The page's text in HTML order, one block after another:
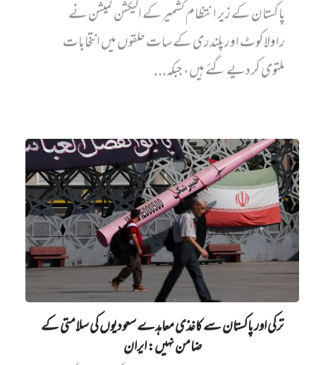
پاکستان کے زیر انتظام کشمیر کے الیکشن کمیشن نے
راولاکوٹ اور پلندری کے سات حلقوں میں انتخابات
ملتوی کر دیے گئے ہیں، جبکہ...
ترکی اور پاکستان سے کاغذی معاہدے سعودیوں کی سلامتی کے
ضامن نہیں‌: ایران